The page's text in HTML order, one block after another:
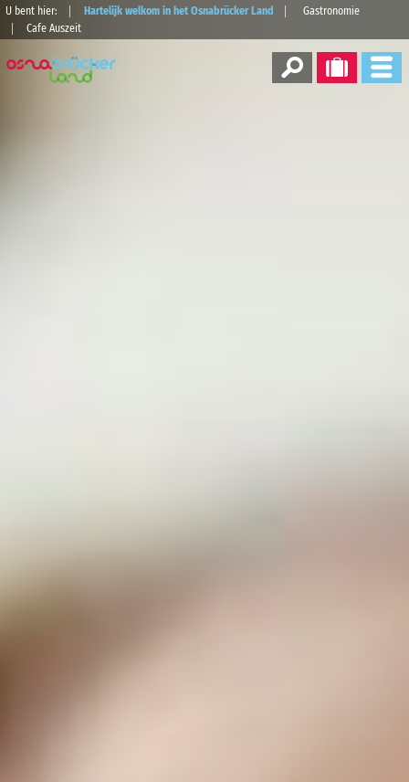
U bent hier: Hartelijk welkom in het Osnabrücker Land
Gastronomie
Cafe Auszeit